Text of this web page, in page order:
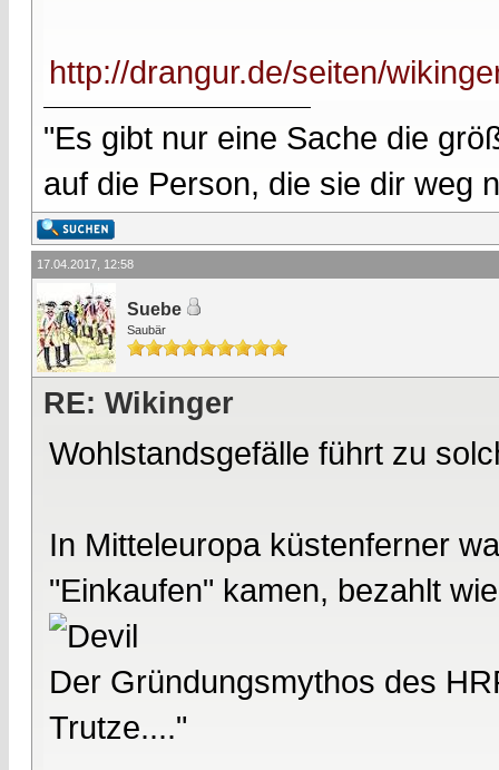
http://drangur.de/seiten/
"Es gibt nur eine Sache die
auf die Person, die sie dir weg
17.04.2017, 12:58
Suebe
Saubär
RE: Wikinger
Wohlstandsgefälle führt zu
In Mitteleuropa küstenferner
"Einkaufen" kamen, bezahlt
Der Gründungsmythos des
Trutze...."